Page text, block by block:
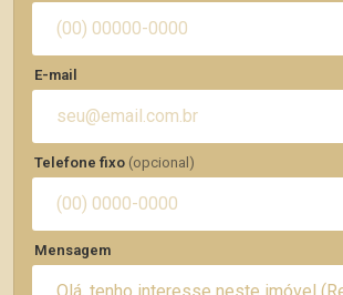
E-mail
Telefone fixo (opcional)
Mensagem